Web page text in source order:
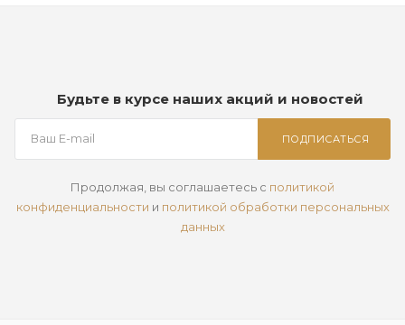
Будьте в курсе наших акций и новостей
ПОДПИСАТЬСЯ
Продолжая, вы соглашаетесь с политикой
конфиденциальности и политикой обработки персональных
данных